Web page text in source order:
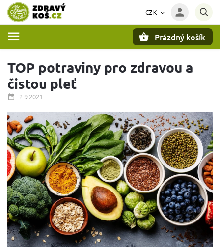
CZK
Prázdný košík
TOP potraviny pro zdravou a
čistou pleť
2.9.2021